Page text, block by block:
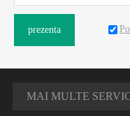
prezenta
MAI MULTE